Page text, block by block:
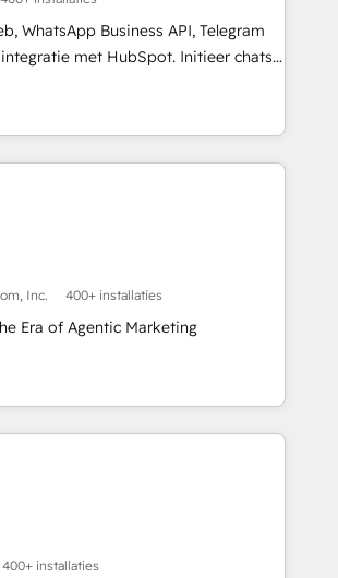
WhatsApp Business API, Telegram
met HubSpot. Initieer chats
CRM.
Inc. 400+ installaties
Era of Agentic Marketing
400+ installaties